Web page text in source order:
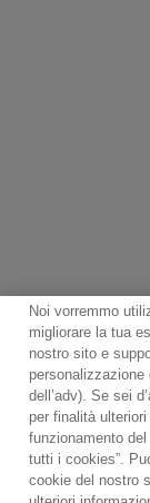
Noi vorremmo
migliorare la tua
nostro sito e
dell’adv). Se sei
per finalità
funzionamento
tutti i cookies”.
cookie del nostro